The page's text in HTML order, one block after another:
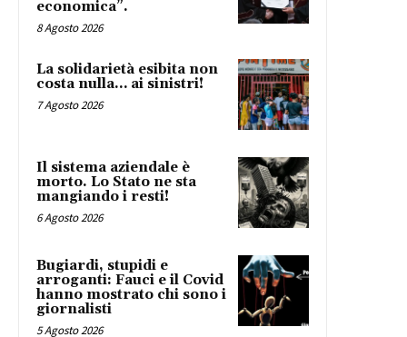
economica”.
8 Agosto 2026
La solidarietà esibita non
costa nulla… ai sinistri!
7 Agosto 2026
Il sistema aziendale è
morto. Lo Stato ne sta
mangiando i resti!
6 Agosto 2026
Bugiardi, stupidi e
arroganti: Fauci e il Covid
hanno mostrato chi sono i
giornalisti
5 Agosto 2026